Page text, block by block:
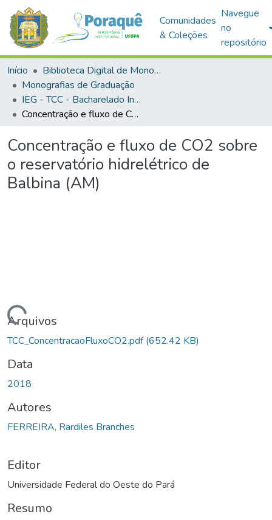
Comunidades
& Coleções
Navegue
no
repositório
Início
Biblioteca Digital de Monografias (BDM)
Monografias de Graduação
IEG - TCC - Bacharelado Interdisciplinar em Ciência e Tecnologia
Concentração e fluxo de CO2 sobre o reservatório hidrelétrico de Balbina (AM)
Concentração e fluxo de CO2 sobre
o reservatório hidrelétrico de
Balbina (AM)
Arquivos
TCC_ConcentracaoFluxoCO2.pdf(652.42 KB)
Data
2018
Autores
FERREIRA, Rardiles Branches
Editor
Universidade Federal do Oeste do Pará
Resumo